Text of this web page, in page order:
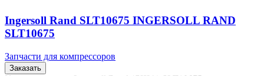
Ingersoll Rand SLT10675 INGERSOLL RAND
SLT10675
Запчасти для компрессоров
Заказать